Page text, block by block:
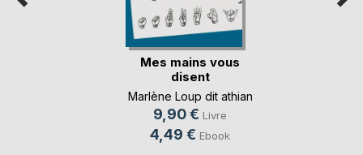
Mes mains vous
disent
Marlène Loup dit athian
9,90 € Livre
4,49 € Ebook